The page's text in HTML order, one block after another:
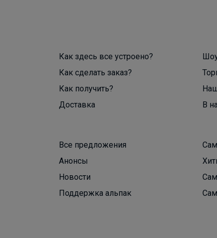
Как здесь все устроено?
Как сделать заказ?
Как получить?
Доставка
В
Все предложения
Анонсы
Новости
Поддержка альпак